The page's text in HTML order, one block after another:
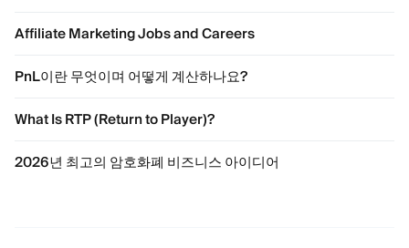
Affiliate Marketing Jobs and Careers
PnL이란 무엇이며 어떻게 계산하나요?
What Is RTP (Return to Player)?
2026년 최고의 암호화폐 비즈니스 아이디어